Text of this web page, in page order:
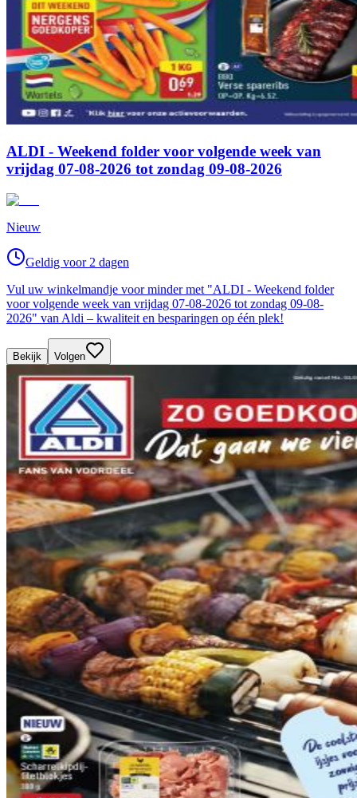
ALDI - Weekend folder voor volgende week van
vrijdag 07-08-2026 tot zondag 09-08-2026
Nieuw
Geldig voor 2 dagen
Vul uw winkelmandje voor minder met "ALDI - Weekend folder
voor volgende week van vrijdag 07-08-2026 tot zondag 09-08-
2026" van Aldi – kwaliteit en besparingen op één plek!
Bekijk Volgen